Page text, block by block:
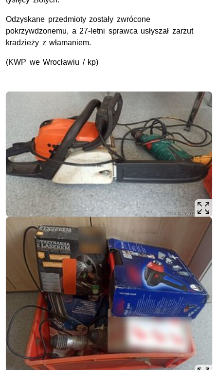
Odzyskane przedmioty zostały zwrócone
pokrzywdzonemu, a 27-letni sprawca usłyszał zarzut
kradzieży z włamaniem.
(KWP we Wrocławiu / kp)